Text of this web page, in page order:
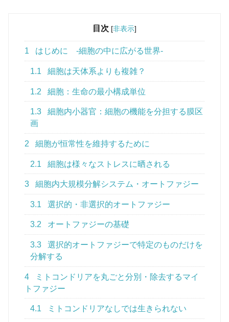
目次 [非表示]
1 はじめに -細胞の中に広がる世界-
1.1 細胞は天体系よりも複雑？
1.2 細胞：生命の最小構成単位
1.3
細胞内小器官：細胞の機能を分担する膜区
画
2 細胞が恒常性を維持するために
2.1 細胞は様々なストレスに晒される
3 細胞内大規模分解システム・オートファジー
3.1 選択的・非選択的オートファジー
3.2 オートファジーの基礎
3.3
選択的オートファジーで特定のものだけを
分解する
4
ミトコンドリアを丸ごと分別・除去するマイ
トファジー
4.1 ミトコンドリアなしでは生きられない